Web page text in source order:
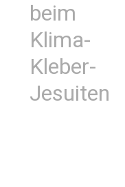
beim
Klima-
Kleber-
Jesuiten